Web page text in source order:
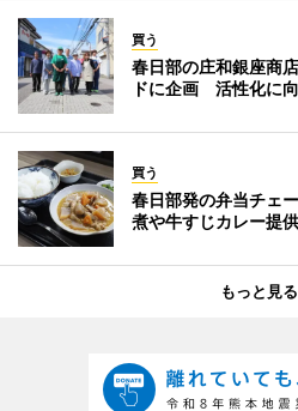
買う
春日部の庄和銀座商
ドに企画 活性化に
買う
春日部発の弁当チェ
煮や牛すじカレー提供
もっと見る